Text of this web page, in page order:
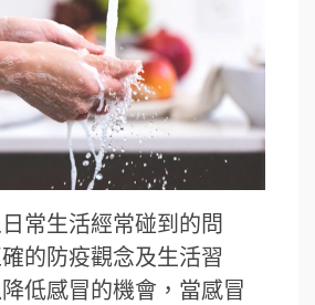
常生活經常碰到的問
的防疫觀念及生活習
低感冒的機會，當感冒